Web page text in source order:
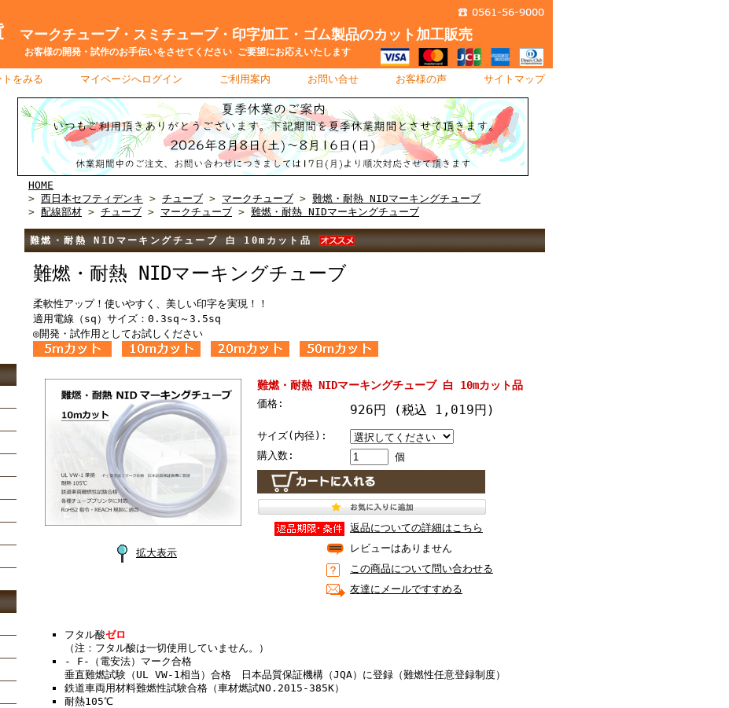
マークチューブ・スミチューブ・印字加工・ゴム製品のカット加工販売
お客様の開発・試作のお手伝いをさせてください ご要望にお応えいたします
トをみる マイページへログイン ご利用案内 お問い合せ お客様の声 サイトマップ
HOME
> 西日本セフティデンキ > チューブ > マークチューブ > 難燃・耐熱 NIDマーキングチューブ
> 配線部材 > チューブ > マークチューブ > 難燃・耐熱 NIDマーキングチューブ
難燃・耐熱 NIDマーキングチューブ 白 10mカット品
難燃・耐熱 NIDマーキングチューブ
柔軟性アップ！使いやすく、美しい印字を実現！！
適用電線（sq）サイズ：0.3sq～3.5sq
◎開発・試作用としてお試しください
拡大表示
難燃・耐熱 NIDマーキングチューブ 白 10mカット品
価格: 926円 (税込 1,019円)
サイズ(内径):
購入数:
個
返品についての詳細はこちら
レビューはありません
この商品について問い合わせる
友達にメールですすめる
フタル酸ゼロ
（注：フタル酸は一切使用していません。）
- F-（電安法）マーク合格
垂直難燃試験（UL VW-1相当）合格 日本品質保証機構（JQA）に登録（難燃性任意登録制度）
鉄道車両用材料難燃性試験合格（車材燃試NO.2015-385K）
耐熱105℃